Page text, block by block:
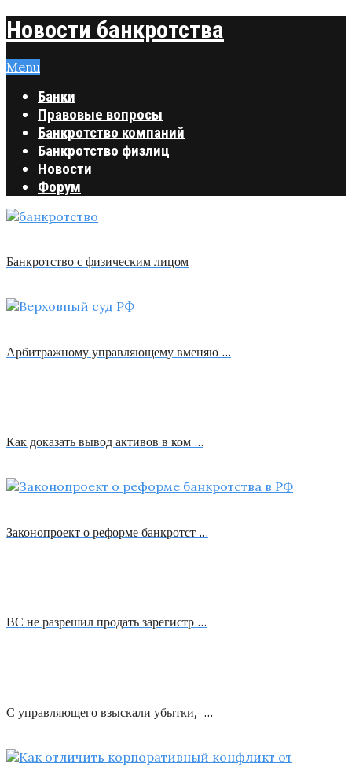
Новости банкротства
Menu
Банки
Правовые вопросы
Банкротство компаний
Банкротство физлиц
Новости
Форум
Банкротство с физическим лицом
Арбитражному управляющему вменяю …
Как доказать вывод активов в ком …
Законопроект о реформе банкротст …
ВС не разрешил продать зарегистр …
С управляющего взыскали убытки, …